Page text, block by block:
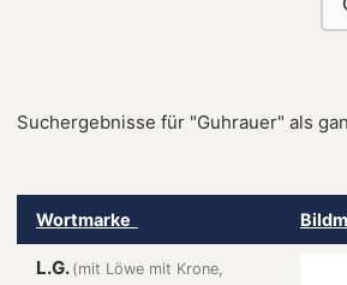
Suchergebnisse für "Guhrauer" als
Wortmarke
L.G. (mit Löwe mit Krone,